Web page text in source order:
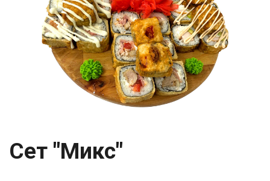
Сет "Микс"